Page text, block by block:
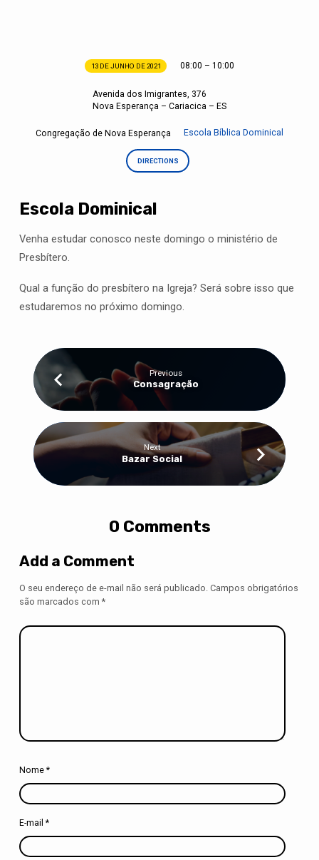
13 DE JUNHO DE 2021 08:00 – 10:00
Avenida dos Imigrantes, 376
Nova Esperança – Cariacica – ES
Congregação de Nova Esperança Escola Bíblica Dominical
DIRECTIONS
Escola Dominical
Venha estudar conosco neste domingo o ministério de
Presbítero.
Qual a função do presbítero na Igreja? Será sobre isso que
estudaremos no próximo domingo.
Previous
Consagração
Next
Bazar Social
0 Comments
Add a Comment
O seu endereço de e-mail não será publicado. Campos obrigatórios
são marcados com *
Nome *
E-mail *